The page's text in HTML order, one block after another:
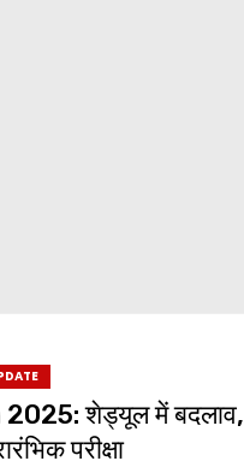
शेड्यूल में बदलाव,
परीक्षा